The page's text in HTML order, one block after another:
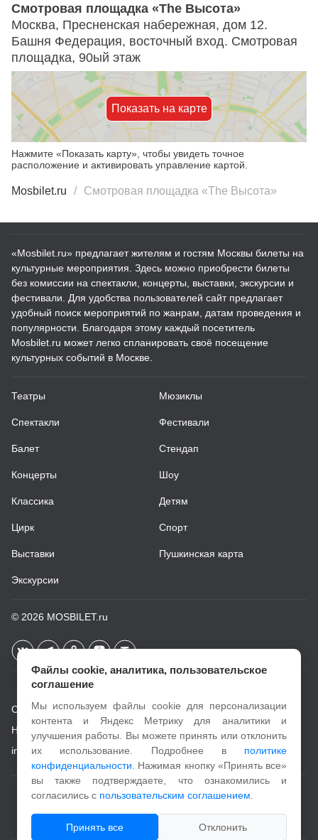
Смотровая площадка «The Высота»
Москва, Пресненская набережная, дом 12.
Башня Федерация, восточный вход. Смотровая
площадка, 90ый этаж
Показать на карте
Нажмите «Показать карту», чтобы увидеть точное
расположение и активировать управление картой.
Mosbilet.ru Смотровая площадка «The Высота»
«Mosbilet.ru» предлагает жителям и гостям Москвы билеты на
культурные мероприятия. Здесь можно приобрести билеты
без комиссии на спектакли, концерты, выставки, экскурсии и
фестивали. Для удобства пользователей сайт предлагает
удобный поиск мероприятий по жанрам, датам проведения и
популярности. Благодаря этому каждый посетитель
Mosbilet.ru может легко спланировать своё посещение
культурных событий в Москве.
Театры
Спектакли
Балет
Концерты
Классика
Цирк
Выставки
Экскурсии
Мюзиклы
Фестивали
Стендап
Шоу
Детям
Спорт
Пушкинская карта
© 2026 MOSBILET.ru
О проекте
Новости
info@mosbilet.ru
Пользовательское соглашение
Политика конфиденциальности
Файлы cookie, аналитика, пользовательское
соглашение
Мы используем файлы cookie для персонализации
контента и Яндекс Метрику для аналитики и
улучшения работы. Вы можете принять или отклонить
их использование. Подробнее в политике
конфиденциальности . Нажимая кнопку «Принять все»
вы также подтверждаете, что ознакомились и
согласились с пользовательским соглашением
Принять все Отклонить